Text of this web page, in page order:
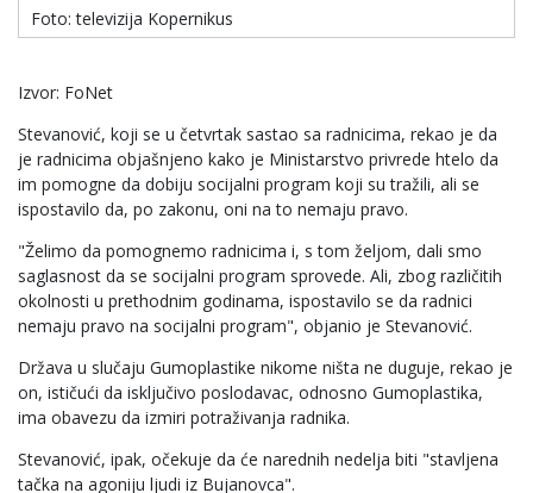
Foto: televizija Kopernikus
Izvor: FoNet
Stevanović, koji se u četvrtak sastao sa radnicima, rekao je da
je radnicima objašnjeno kako je Ministarstvo privrede htelo da
im pomogne da dobiju socijalni program koji su tražili, ali se
ispostavilo da, po zakonu, oni na to nemaju pravo.
"Želimo da pomognemo radnicima i, s tom željom, dali smo
saglasnost da se socijalni program sprovede. Ali, zbog različitih
okolnosti u prethodnim godinama, ispostavilo se da radnici
nemaju pravo na socijalni program", objanio je Stevanović.
Država u slučaju Gumoplastike nikome ništa ne duguje, rekao je
on, ističući da isključivo poslodavac, odnosno Gumoplastika,
ima obavezu da izmiri potraživanja radnika.
Stevanović, ipak, očekuje da će narednih nedelja biti "stavljena
tačka na agoniju ljudi iz Bujanovca".